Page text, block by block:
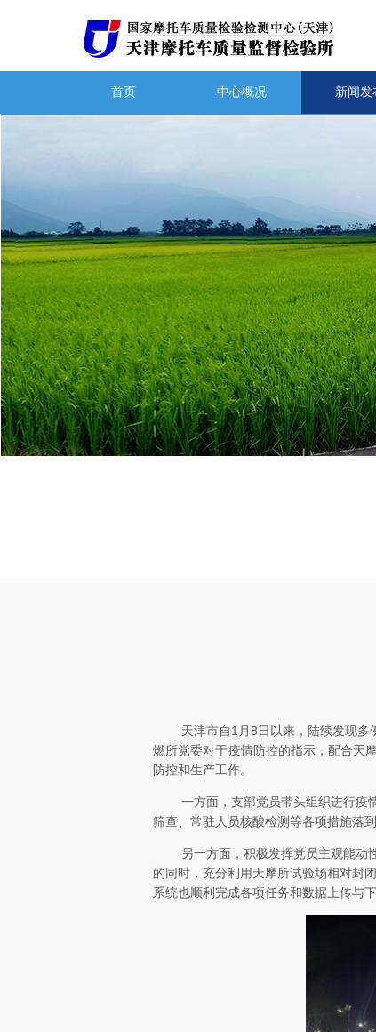
首页 中心概况 新闻发
天津市自1 月8日以来，陆续发现多
燃所党委对于疫情防控的指示，配合天
防控和生产工作。
一方面，支部党员带头组织进行疫
筛查、常驻人员核酸检测等各项措施落
另一方面，积极发挥党员主观能
的同时，充分利用天摩所试验场相对封
系统也顺利完成各项任务和数据上传与